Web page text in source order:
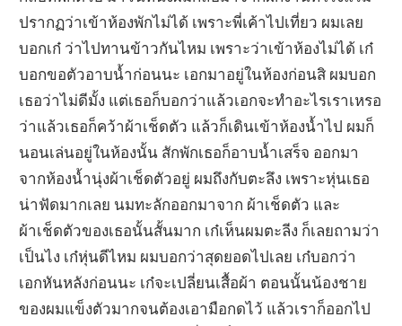
ปรากฏว่าเข้าห้องพักไม่ได้ เพราะพี่เค้าไปเที่ยว ผมเลย
บอกเก๋ ว่าไปทานข้าวกันไหม เพราะว่าเข้าห้องไม่ได้ เก๋
บอกขอตัวอาบน้ำก่อนนะ เอกมาอยู่ในห้องก่อนสิ ผมบอก
เธอว่าไม่ดีมั้ง แต่เธอก็บอกว่าแล้วเอกจะทำอะไรเราเหรอ
ว่าแล้วเธอก็คว้าผ้าเช็ดตัว แล้วก็เดินเข้าห้องน้ำไป ผมก็
นอนเล่นอยู่ในห้องนั้น สักพักเธอก็อาบน้ำเสร็จ ออกมา
จากห้องน้ำนุ่งผ้าเช็ดตัวอยู่ ผมถึงกับตะลึง เพราะหุ่นเธอ
น่าฟัดมากเลย นมทะลักออกมาจาก ผ้าเช็ดตัว และ
ผ้าเช็ดตัวของเธอนั้นสั้นมาก เก๋เห็นผมตะลีง ก็เลยถามว่า
เป็นไง เก๋หุ่นดีไหม ผมบอกว่าสุดยอดไปเลย เก๋บอกว่า
เอกหันหลังก่อนนะ เก๋จะเปลี่ยนเสื้อผ้า ตอนนั้นน้องชาย
ของผมแข็งตัวมากจนต้องเอามือกดไว้ แล้วเราก็ออกไป